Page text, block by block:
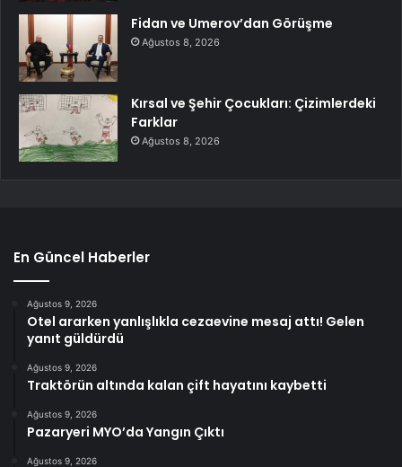
Fidan ve Umerov’dan Görüşme
Ağustos 8, 2026
Kırsal ve Şehir Çocukları: Çizimlerdeki
Farklar
Ağustos 8, 2026
En Güncel Haberler
Ağustos 9, 2026
Otel ararken yanlışlıkla cezaevine mesaj attı! Gelen
yanıt güldürdü
Ağustos 9, 2026
Traktörün altında kalan çift hayatını kaybetti
Ağustos 9, 2026
Pazaryeri MYO’da Yangın Çıktı
Ağustos 9, 2026